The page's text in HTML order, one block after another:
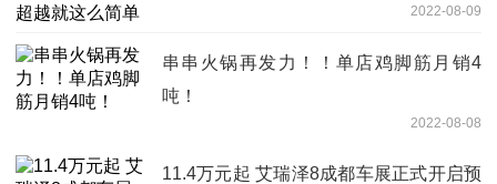
2022-08-09
串串火锅再发力！！单店鸡脚筋月销4
吨！
2022-08-08
11.4万元起 艾瑞泽8成都车展正式开启预